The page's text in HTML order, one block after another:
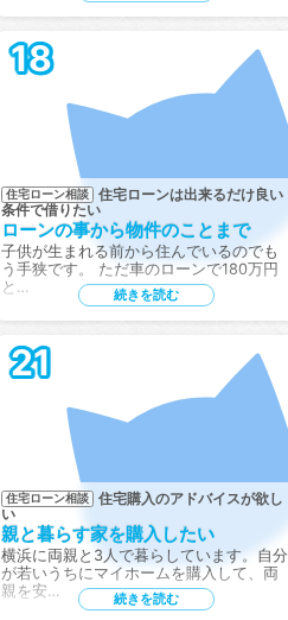
18
住宅ローン相談
住宅ローンは出来るだけ良い
条件で借りたい
ローンの事から物件のことまで
子供が生まれる前から住んでいるのでも
う手狭です。 ただ車のローンで180万円
と…
続きを読む
21
住宅ローン相談
住宅購入のアドバイスが欲し
い
親と暮らす家を購入したい
横浜に両親と3人で暮らしています。自分
が若いうちにマイホームを購入して、両
親を安…
続きを読む